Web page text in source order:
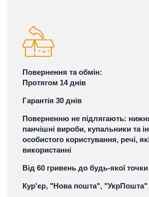
Повернення та обмін:
Протягом 14 днів
Гарантія 30 днів
Поверненню не підлягають:
панчішні вироби, купальники та
особистого користування, речі,
використанні
Від 60 гривень до будь-якої точки
Кур'єр, "Нова пошта", "УкрПошта"